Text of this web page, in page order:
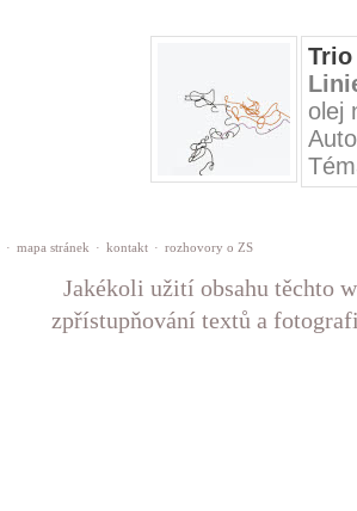
olej
· mapa stránek · kontakt · rozhovory o ZS
Jakékoli užití obsahu těchto
zpřístupňování textů a